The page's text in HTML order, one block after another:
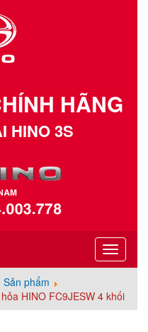
HÃNG
HINO 3S
Toggle
Sản phẩm
HINO FC9JESW 4 khối